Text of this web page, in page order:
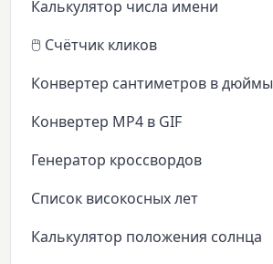
Калькулятор числа имени
🖱️ Счётчик кликов
Конвертер сантиметров в дюймы
Конвертер MP4 в GIF
Генератор кроссвордов
Список високосных лет
Калькулятор положения солнца